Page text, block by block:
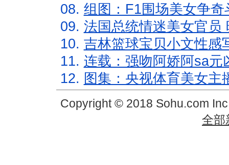
08. 组图：F1围场美女争
09. 法国总统情迷美女官员
10. 吉林篮球宝贝小文性感
11. 连载：强吻阿娇阿sa元
12. 图集：央视体育美女主
Copyright © 2018 Sohu.com
全部